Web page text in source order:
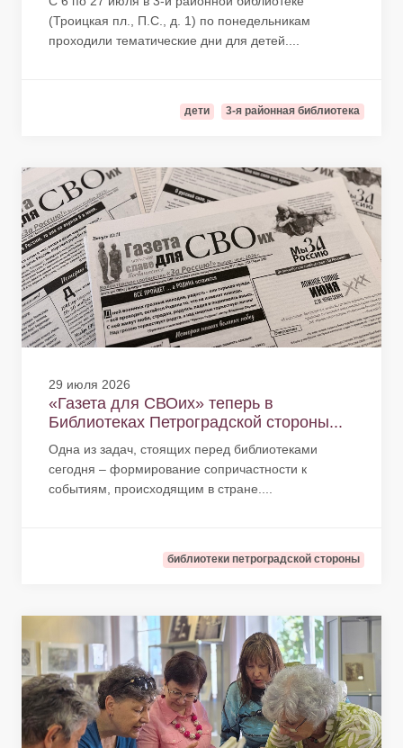
(Троицкая пл., П.С., д. 1) по понедельникам
проходили тематические дни для детей....
дети 3-я районная библиотека
29 июля 2026
«Газета для СВОих» теперь в
Библиотеках Петроградской стороны...
Одна из задач, стоящих перед библиотеками
сегодня – формирование сопричастности к
событиям, происходящим в стране....
библиотеки петроградской стороны